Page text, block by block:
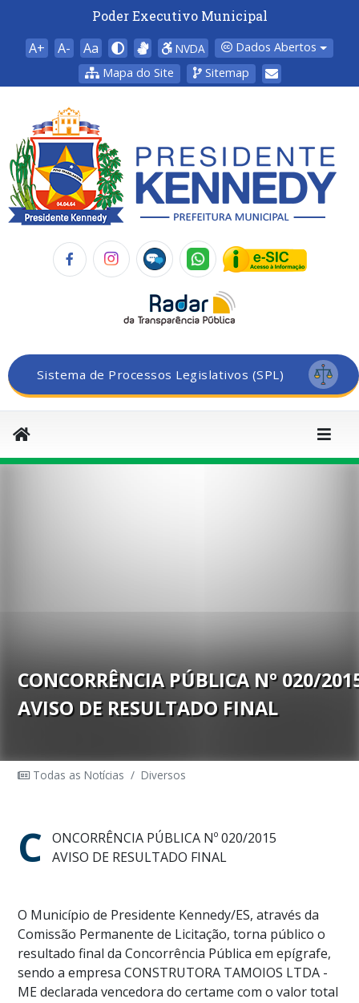
Poder Executivo Municipal
A+ A- Aa NVDA
Dados Abertos
Mapa do Site
Sitemap
Sistema de Processos Legislativos (SPL)
CONCORRÊNCIA PÚBLICA Nº 020/
AVISO DE RESULTADO FINAL
Todas as Notícias / Diversos
C
ONCORRÊNCIA PÚBLICA Nº 020/2015
AVISO DE RESULTADO FINAL
O Município de Presidente Kennedy/ES, através da
Comissão Permanente de Licitação, torna público o
resultado final da Concorrência Pública em epígrafe,
sendo a empresa CONSTRUTORA TAMOIOS LTDA -
ME declarada vencedora do certame com o valor total